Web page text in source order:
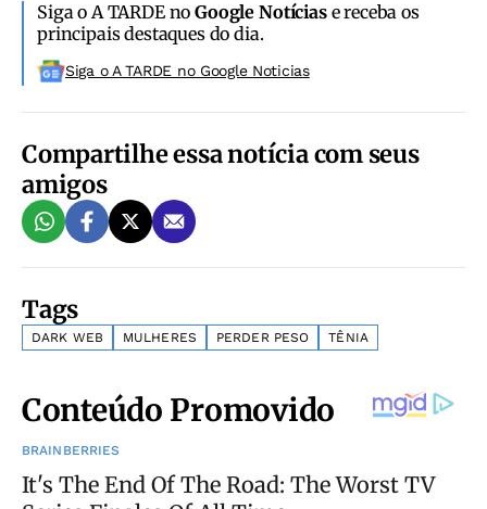
Siga o A TARDE noGoogle Notíciase receba os
principais destaques do dia.
Siga o A TARDE no Google Noticias
Compartilhe essa notícia com seus
amigos
Tags
DARK WEB MULHERES PERDER PESO TÊNIA